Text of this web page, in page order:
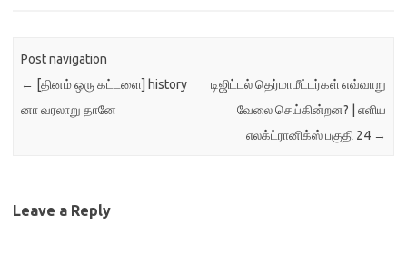
உருவாக்கப்படுகிறது?
வாடிக்கையாளரிடம் இருந்து
மென்பொருளுக்கான
தகவல்களை எப்படிப் பெறுவது?
யார் அந்தத் தகவல்களை
Post navigation
← [தினம் ஒரு கட்டளை] history
னா வரலாறு தானே
டிஜிட்டல் தெர்மாமீட்டர்கள் எவ்வாறு
வேலை செய்கின்றன? | எளிய
எலக்ட்ரானிக்ஸ் பகுதி 24 →
Leave a Reply